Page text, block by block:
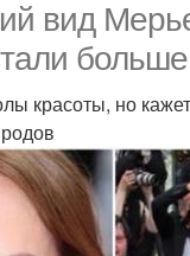
вид
красоты, но